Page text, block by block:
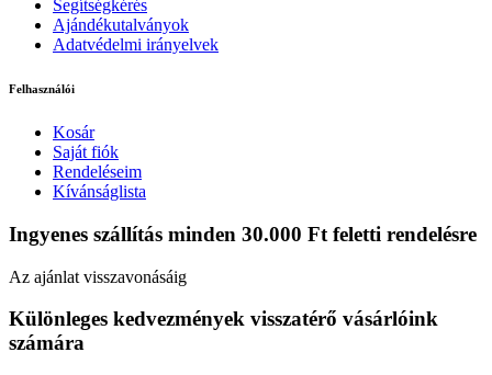
Segítségkérés
Ajándékutalványok
Adatvédelmi irányelvek
Felhasználói
Kosár
Saját fiók
Rendeléseim
Kívánságlista
Ingyenes szállítás minden 30.000 Ft feletti rendelésre
Az ajánlat visszavonásáig
Különleges kedvezmények visszatérő vásárlóink
számára